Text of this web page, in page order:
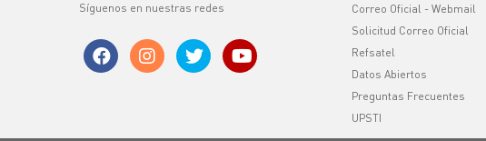
Síguenos en nuestras redes
Correo Oficial - Webmail
Solicitud Correo Oficial
Refsatel
Datos Abiertos
Preguntas Frecuentes
UPSTI